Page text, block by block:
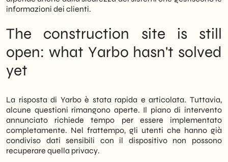
informazioni dei clienti.
The construction site is still
open: what Yarbo hasn't solved
yet
La risposta di Yarbo è stata rapida e articolata. Tuttavia,
alcune questioni rimangono aperte. Il piano di intervento
annunciato richiede tempo per essere implementato
completamente. Nel frattempo, gli utenti che hanno già
condiviso dati sensibili con il dispositivo non possono
recuperare quella privacy.